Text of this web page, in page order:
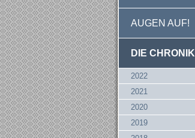
AUGEN AUF!
DIE CHRONIK
2022
2021
2020
2019